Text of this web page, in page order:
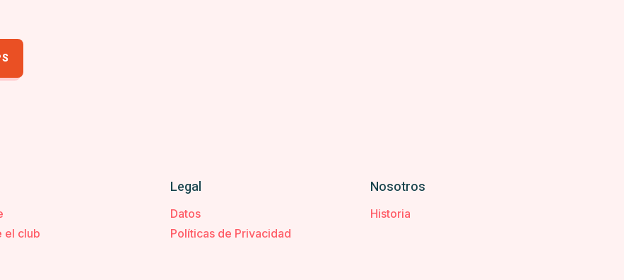
el club
Legal
Datos
Políticas de Privacidad
Nosotros
Historia